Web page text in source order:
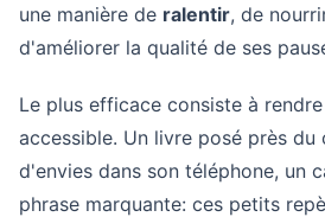
une manière de ralentir, de
d'améliorer la qualité de ses
Le plus efficace consiste à
accessible. Un livre posé près du
d'envies dans son téléphone, un
phrase marquante: ces petits